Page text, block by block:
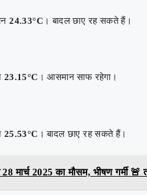
24.33°C । बादल छाए रह सकते हैं।
23.15°C । आसमान साफ रहेगा।
25.53°C । बादल छाए रह सकते हैं।
मार्च 2025 का मौसम, भीषण गर्मी 🚨